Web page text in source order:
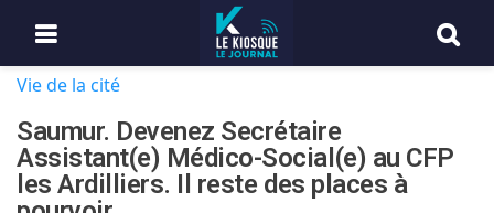
Vie de la cité
Saumur. Devenez Secrétaire
Assistant(e) Médico-Social(e) au CFP
les Ardilliers. Il reste des places à